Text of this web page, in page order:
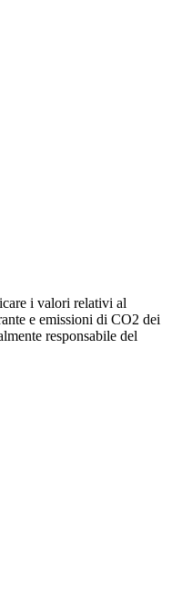
i valori relativi al
e emissioni di CO2 dei
responsabile del